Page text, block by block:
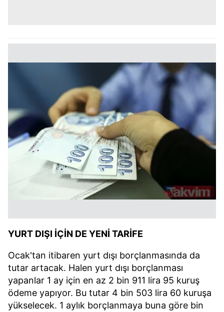
YURT DIŞI İÇİN DE YENİ TARİFE
Ocak'tan itibaren yurt dışı borçlanmasında da
tutar artacak. Halen yurt dışı borçlanması
yapanlar 1 ay için en az 2 bin 911 lira 95 kuruş
ödeme yapıyor. Bu tutar 4 bin 503 lira 60 kuruşa
yükselecek. 1 aylık borçlanmaya buna göre bin